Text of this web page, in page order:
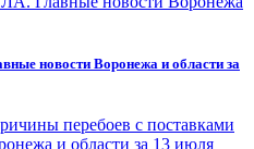
новости Воронежа и области за